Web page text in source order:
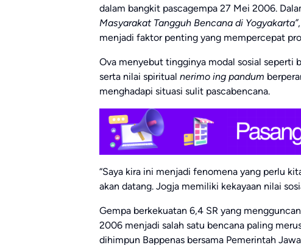
dalam bangkit pascagempa 27 Mei 2006.
Masyarakat Tangguh Bencana di Yogyakarta”
menjadi faktor penting yang mempercepat
Ova menyebut tingginya modal sosial seperti
serta nilai spiritual nerimo ing pandum
menghadapi situasi sulit pascabencana.
“Saya kira ini menjadi fenomena yang perlu
akan datang. Jogja memiliki kekayaan nilai
Gempa berkekuatan 6,4 SR yang
2006 menjadi salah satu bencana paling
dihimpun Bappenas bersama Pemerintah